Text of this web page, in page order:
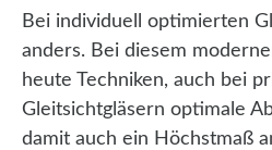
Bei individuell optimierten
anders. Bei diesem
heute Techniken, auch bei
Gleitsichtgläsern optimale
damit auch ein Höchstmaß